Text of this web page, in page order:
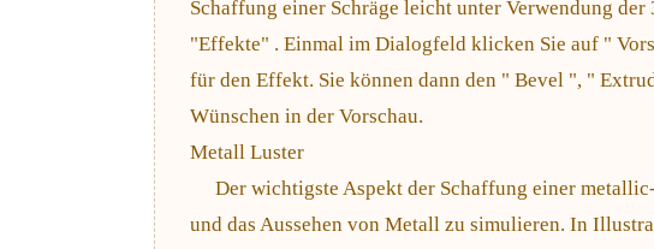
Schaffung einer Schräge leicht unter Verwendung
"Effekte" . Einmal im Dialogfeld klicken Sie auf "
für den Effekt. Sie können dann den " Bevel ", "
Wünschen in der Vorschau.
Metall Luster
Der wichtigste Aspekt der Schaffung einer
und das Aussehen von Metall zu simulieren. In